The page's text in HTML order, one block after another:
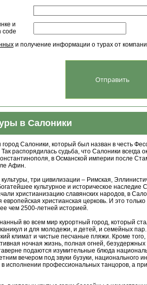
и
и получение информации о турах от
в Салоники
Салоники, который был назван в честь
распорядилась судьба, что Салоники всегда
в Османской империи после
Афин.
три цивилизации – Римская,
культурное и историческое наследие
христианизацию славянских народов, в
христианская церковь. И это
чем 2500-летней историей.
во всем мир курортный город, который
и для молодежи, и детей, и семейных
климат и чистые песчаные пляжи. Кроме
ночная жизнь, полная огней, безудержных
подаются изумительные блюда
вечером под звуки бузуки, национального
исполнении профессиональных танцоров, а